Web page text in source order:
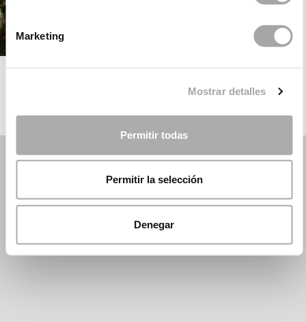
Marketing
Mostrar detalles
Permitir todas
Permitir la selección
Denegar
ROSA CLARÁ